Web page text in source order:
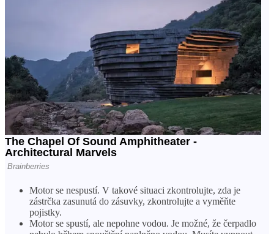
Motor se nespustí. V takové situaci zkontrolujte, zda je
zástrčka zasunutá do zásuvky, zkontrolujte a vyměňte
pojistky.
Motor se spustí, ale nepohne vodou. Je možné, že čerpadlo